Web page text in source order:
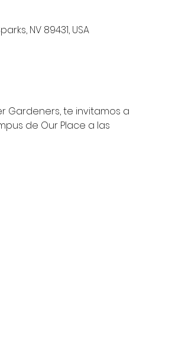
NV 89431, USA
Gardeners, te invitamos a
de Our Place a las